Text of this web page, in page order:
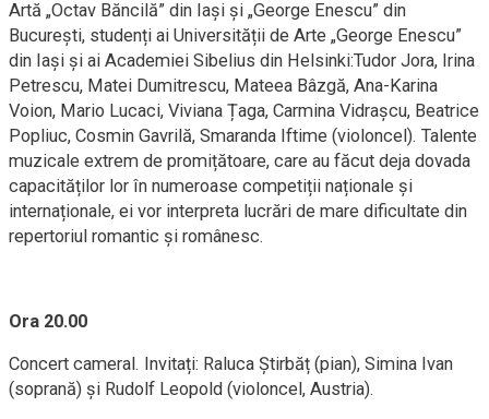
Artă „Octav Băncilă” din Iași și „George Enescu” din
București, studenți ai Universității de Arte „George Enescu”
din Iași și ai Academiei Sibelius din Helsinki:Tudor Jora, Irina
Petrescu, Matei Dumitrescu, Mateea Bâzgă, Ana-Karina
Voion, Mario Lucaci, Viviana Țaga, Carmina Vidrașcu, Beatrice
Popliuc, Cosmin Gavrilă, Smaranda Iftime (violoncel). Talente
muzicale extrem de promițătoare, care au făcut deja dovada
capacităților lor în numeroase competiții naționale și
internaționale, ei vor interpreta lucrări de mare dificultate din
repertoriul romantic și românesc.
Ora 20.00
Concert cameral. Invitați: Raluca Știrbăț (pian), Simina Ivan
(soprană) și Rudolf Leopold (violoncel, Austria).